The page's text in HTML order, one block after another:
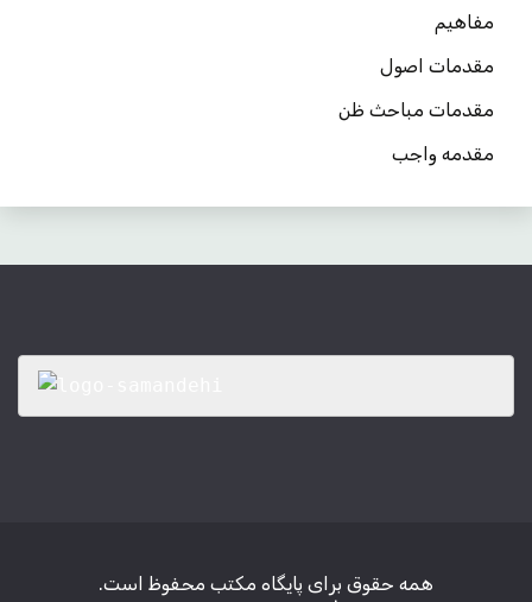
مفاهیم
مقدمات اصول
مقدمات مباحث ظن
مقدمه واجب
همه حقوق برای پایگاه مکتب محفوظ است.